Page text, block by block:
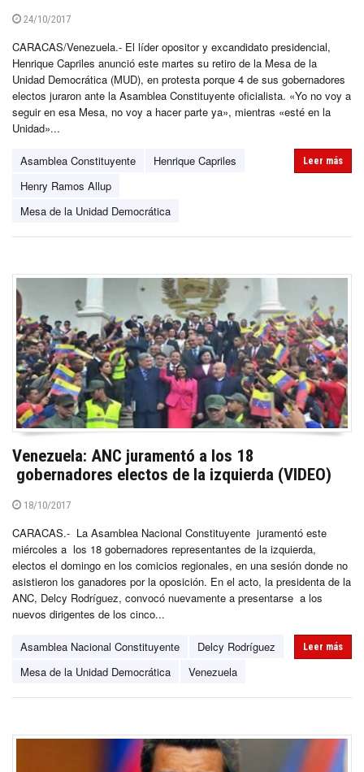
24/10/2017
CARACAS/Venezuela.- El líder opositor y excandidato presidencial,
Henrique Capriles anunció este martes su retiro de la Mesa de la
Unidad Democrática (MUD), en protesta porque 4 de sus gobernadores
electos juraron ante la Asamblea Constituyente oficialista. «Yo no voy a
seguir en esa Mesa, no voy a hacer parte ya», mientras «esté en la
Unidad»...
Asamblea Constituyente
Henrique Capriles
Henry Ramos Allup
Mesa de la Unidad Democrática
Leer más
Venezuela: ANC juramentó a los 18
gobernadores electos de la izquierda (VIDEO)
18/10/2017
CARACAS.- La Asamblea Nacional Constituyente juramentó este
miércoles a los 18 gobernadores representantes de la izquierda,
electos el domingo en los comicios regionales, en una sesión donde no
asistieron los ganadores por la oposición. En el acto, la presidenta de la
ANC, Delcy Rodríguez, convocó nuevamente a presentarse a los
nuevos dirigentes de los cinco...
Asamblea Nacional Constituyente
Delcy Rodríguez
Mesa de la Unidad Democrática
Venezuela
Leer más